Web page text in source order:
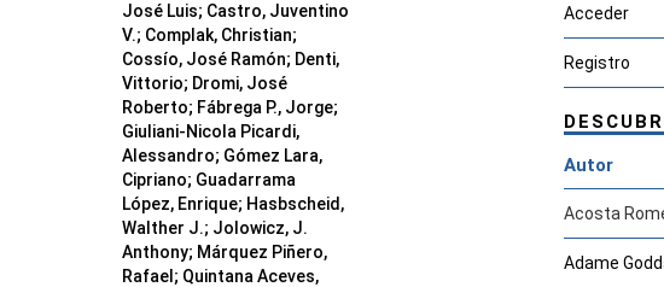
José Luis; Castro, Juventino
V.; Complak, Christian;
Cossío, José Ramón; Denti,
Vittorio; Dromi, José
Roberto; Fábrega P., Jorge;
Giuliani-Nicola Picardi,
Alessandro; Gómez Lara,
Cipriano; Guadarrama
López, Enrique; Hasbscheid,
Walther J.; Jolowicz, J.
Anthony; Márquez Piñero,
Rafael; Quintana Aceves,
Acceder
Registro
Autor
Acosta
Adame